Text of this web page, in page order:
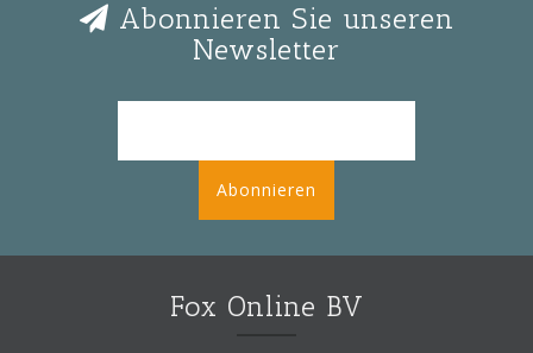
Abonnieren Sie unseren
Newsletter
Abonnieren
Fox Online BV